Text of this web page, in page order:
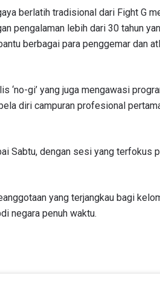
berlatih tradisional dari Fight G
pengalaman lebih dari 30 tahun
berbagai para penggemar dan
‘no-gi’ yang juga mengawasi
diri campuran profesional
Sabtu, dengan sesi yang terfokus
yang terjangkau bagi
negara penuh waktu.
LAWAN
LIHAT
kami.
formulir ini, anda